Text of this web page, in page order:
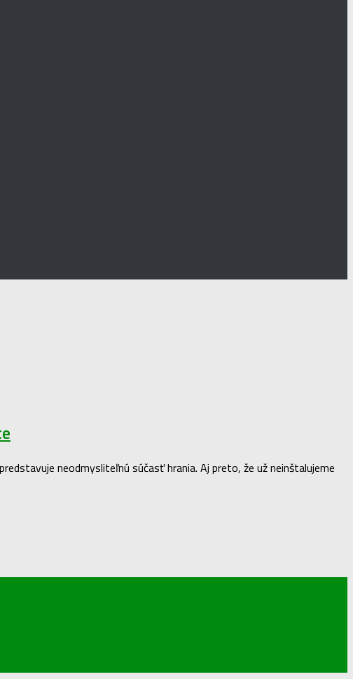
neodmysliteľnú súčasť hrania. Aj preto, že už neinštalujeme